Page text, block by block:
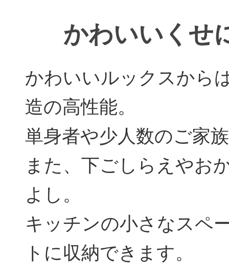
かわいいくせ
かわいいルックスから
造の高性能。
単身者や少人数のご家
また、下ごしらえやお
よし。
キッチンの小さなスペ
トに収納できます。